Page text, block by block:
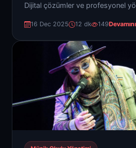
Dijital çözümler ve profesyonel
16 Dec 2025 12 dk 149